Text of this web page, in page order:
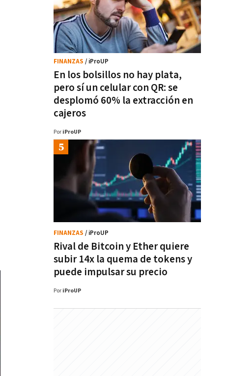
En los bolsillos no hay plata,
pero sí un celular con QR: se
desplomó 60% la extracción en
cajeros
FINANZAS / iProUP
Por iProUP
Rival de Bitcoin y Ether quiere
subir 14x la quema de tokens y
puede impulsar su precio
FINANZAS / iProUP
Por iProUP